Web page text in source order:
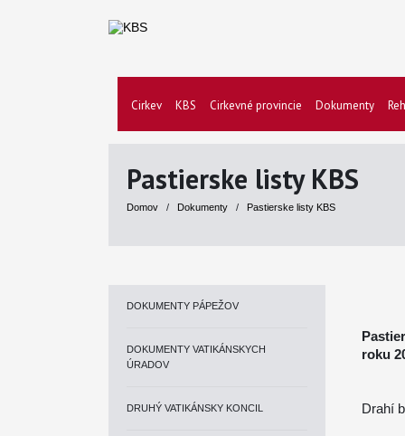
Cirkev KBS Cirkevné provincie Dokumenty
Pastierske listy KBS
Domov / Dokumenty / Pastierske listy KBS
DOKUMENTY PÁPEŽOV
DOKUMENTY VATIKÁNSKYCH
ÚRADOV
DRUHÝ VATIKÁNSKY KONCIL
roku
Drahí